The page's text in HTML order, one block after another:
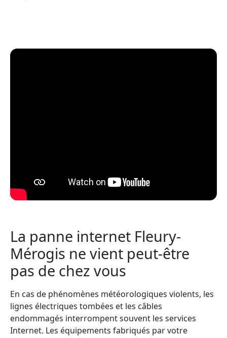
La panne internet Fleury-
Mérogis ne vient peut-être
pas de chez vous
En cas de phénomènes météorologiques violents, les
lignes électriques tombées et les câbles
endommagés interrompent souvent les services
Internet. Les équipements fabriqués par votre